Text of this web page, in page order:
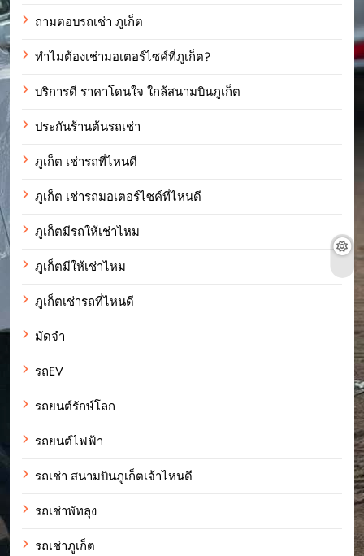
ถามตอบรถเช่า ภูเก็ต
ทำไมต้องเช่ามอเตอร์ไซค์ที่ภูเก็ต?
บริการดี ราคาโดนใจ ใกล้สนามบินภูเก็ต
ประกันร้านต้นรถเช่า
ภูเก็ต เช่ารถที่ไหนดี
ภูเก็ต เช่ารถมอเตอร์ไซค์ที่ไหนดี
ภูเก็ตมีรถให้เช่าไหม
ภูเก็ตมีให้เช่าไหม
ภูเก็ตเช่ารถที่ไหนดี
มัดจำ
รถEV
รถยนต์รักษ์โลก
รถยนต์ไฟฟ้า
รถเช่า สนามบินภูเก็ตเจ้าไหนดี
รถเช่าพัทลุง
รถเช่าภูเก็ต